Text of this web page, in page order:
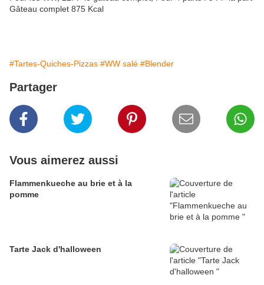
Gâteau complet 875 Kcal
#Tartes-Quiches-Pizzas #WW salé #Blender
Partager
Vous aimerez aussi
Flammenkueche au brie et à la
pomme
Tarte Jack d'halloween